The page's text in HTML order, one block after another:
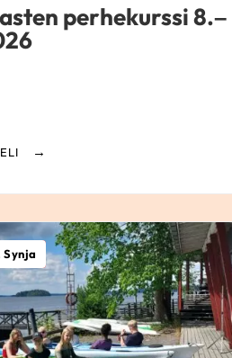
perhekurssi 8.–